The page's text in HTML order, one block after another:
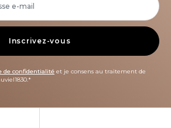
Inscrivez-vous
de confidentialité et je consens au traitement de